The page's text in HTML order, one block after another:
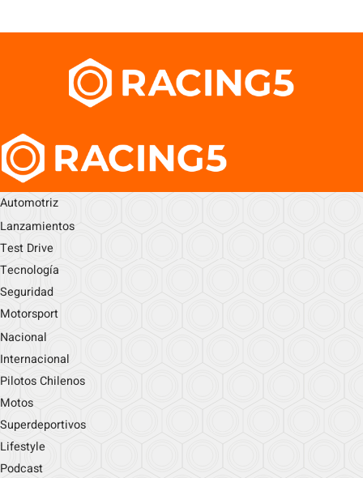
Automotriz
Lanzamientos
Test Drive
Tecnología
Seguridad
Motorsport
Nacional
Internacional
Pilotos Chilenos
Motos
Superdeportivos
Lifestyle
Podcast